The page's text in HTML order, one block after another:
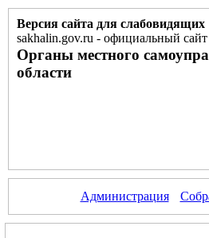
Версия сайта для слабовидящих
sakhalin.gov.ru - официальный
Органы местного
области
Администрация